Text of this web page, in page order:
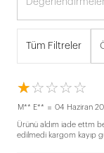
Tüm Filtreler
☆☆☆☆☆
★★★★★
M** E** 04 Haziran
Ürünü aldım iade ettm
edilmedi kargom kayıp